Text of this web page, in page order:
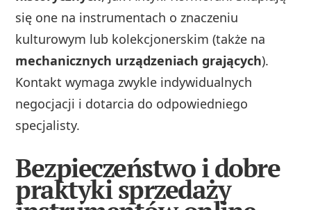
się one na instrumentach o znaczeniu
kulturowym lub kolekcjonerskim (także na
mechanicznych urządzeniach grających).
Kontakt wymaga zwykle indywidualnych
negocjacji i dotarcia do odpowiedniego
specjalisty.
Bezpieczeństwo i dobre
praktyki sprzedaży